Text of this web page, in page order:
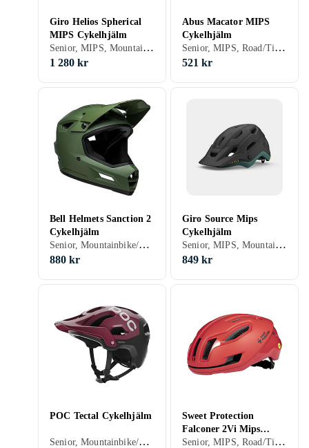
Giro Helios Spherical
MIPS Cykelhjälm
Senior, MIPS, Mountainbike/Downhill/Trail, Road/Time trial, Stad/Pendling, BMX/Dirt
1 280 kr
Abus Macator MIPS
Cykelhjälm
Senior, MIPS, Road/Time trial, Stad/Pendling
521 kr
Bell Helmets Sanction 2
Cykelhjälm
Senior, Mountainbike/Downhill/Trail, Heltäckande
880 kr
Giro Source Mips
Cykelhjälm
Senior, MIPS, Mountainbike/Downhill/Trail, Road/Time trial, BMX/Dirt
849 kr
POC Tectal Cykelhjälm
Senior, Mountainbike/Downhill/Trail, Road/Time trial, BMX/Dirt, Öppen
Sweet Protection
Falconer 2Vi Mips
Helmet
Senior, MIPS, Road/Time trial